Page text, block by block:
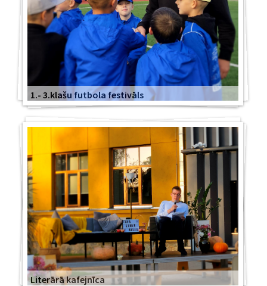
1.- 3.klašu futbola festivāls
Literārā kafejnīca